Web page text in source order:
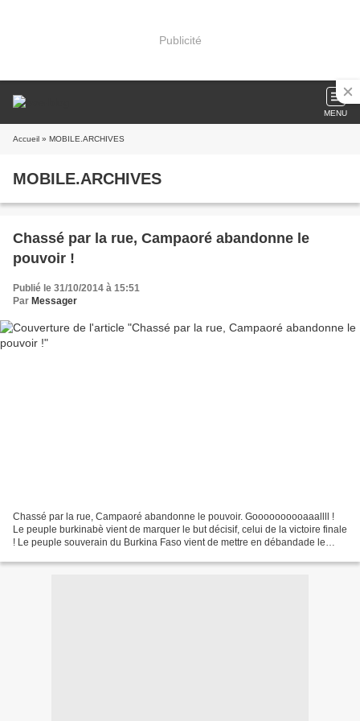
Publicité
MENU
Accueil » MOBILE.ARCHIVES
MOBILE.ARCHIVES
Chassé par la rue, Campaoré abandonne le
pouvoir !
Publié le 31/10/2014 à 15:51
Par Messager
Chassé par la rue, Campaoré abandonne le pouvoir. Goooooooooaaallll !
Le peuple burkinabè vient de marquer le but décisif, celui de la victoire finale
! Le peuple souverain du Burkina Faso vient de mettre en débandade le